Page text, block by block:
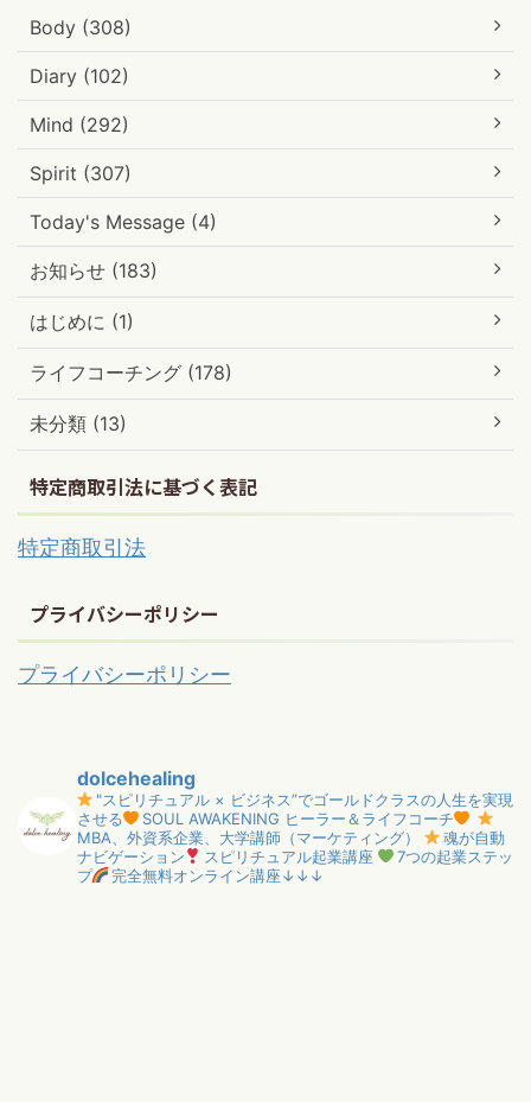
Body (308)
Diary (102)
Mind (292)
Spirit (307)
Today's Message (4)
お知らせ (183)
はじめに (1)
ライフコーチング (178)
未分類 (13)
特定商取引法に基づく表記
特定商取引法
プライバシーポリシー
プライバシーポリシー
dolcehealing
"スピリチュアル × ビジネス”でゴールドクラスの人生を実現
させる
SOUL AWAKENING ヒーラー＆ライフコーチ
MBA、外資系企業、大学講師（マーケティング）
魂が自動
ナビゲーション
スピリチュアル起業講座
7つの起業ステッ
プ
完全無料オンライン講座↓↓↓